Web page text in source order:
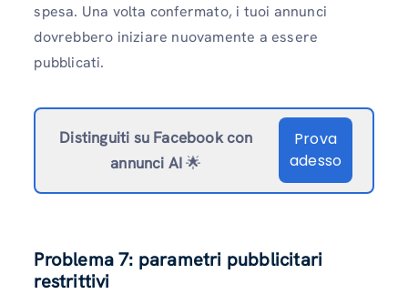
spesa. Una volta confermato, i tuoi annunci
dovrebbero iniziare nuovamente a essere
pubblicati.
Distinguiti su Facebookcon
annunci AI🌟
Prova
adesso
Problema 7: parametri pubblicitari
restrittivi